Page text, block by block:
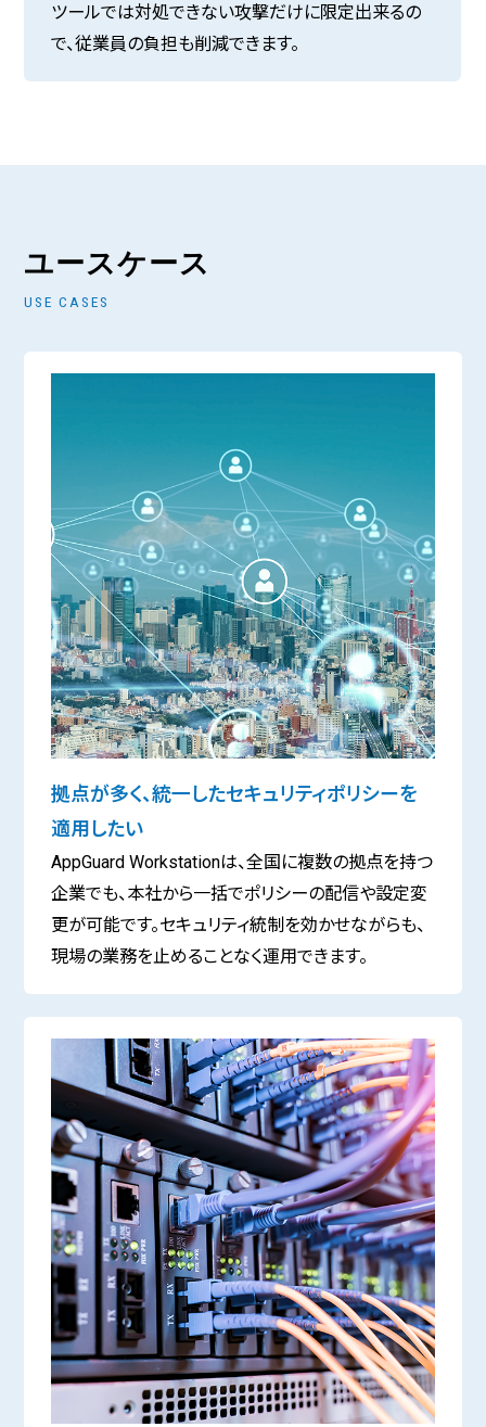
ツールでは対処できない攻撃だけに限定出来るの
で、従業員の負担も削減できます。
ユースケース
USE CASES
拠点が多く、統一したセキュリティポリシーを
適用したい
AppGuard Workstationは、全国に複数の拠点を持つ
企業でも、本社から一括でポリシーの配信や設定変
更が可能です。セキュリティ統制を効かせながらも、
現場の業務を止めることなく運用できます。